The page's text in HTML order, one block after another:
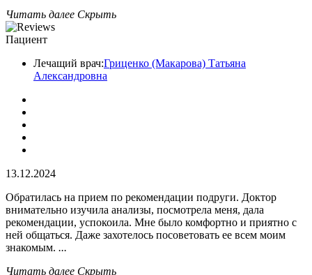
Читать далее Скрыть
Пациент
Лечащий врач:Гриценко (Макарова) Татьяна
Александровна
13.12.2024
Обратилась на прием по рекомендации подруги. Доктор
внимательно изучила анализы​, посмотрела меня, дала
рекомендации, успокоила. Мне было комфортно и приятно с
ней общаться. Даже захотелось посоветовать ее всем моим
знакомым. ...
Читать далее Скрыть